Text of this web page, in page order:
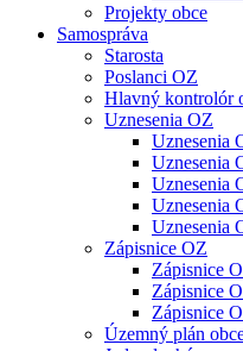
Projekty obce
Samospráva
Starosta
Poslanci OZ
Hlavný kontrolór
Uznesenia OZ
Uznesenia
Uznesenia
Uznesenia
Uznesenia
Uznesenia
Zápisnice OZ
Zápisnice
Zápisnice
Zápisnice
Územný plán